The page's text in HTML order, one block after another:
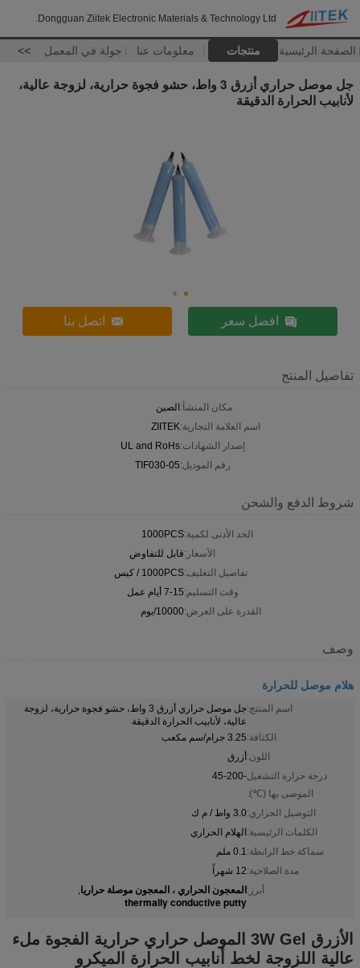
Dongguan Ziitek Electronic Materials & Technology Ltd.
الصفحة الرئيسية منتجات معلومات عنا جولة في المعمل >>
جل موصل حراري أزرق 3 واط، حشو فجوة حرارية، لزوجة عالية،
لأنابيب الحرارة الدقيقة
افضل سعر اتصل بنا
تفاصيل المنتج
مكان المنشأ:الصين
اسم العلامة التجارية:ZIITEK
إصدار الشهادات:UL and RoHs
رقم الموديل:TIF030-05
شروط الدفع والشحن
الحد الأدنى لكمية:1000PCS
الأسعار:قابل للتفاوض
تفاصيل التغليف:1000PCS / كيس
وقت التسليم:7-15 أيام عمل
القدرة على العرض:10000/يوم
وصف
هلام موصل للحرارة
اسم المنتج:
جل موصل حراري أزرق 3 واط، حشو فجوة حرارية، لزوجة
عالية، لأنابيب الحرارة الدقيقة
الكثافة:3.25 جرام/سم مكعب
اللون:أزرق
درجة حرارة التشغيل
الموصى بها (℃):
-45-200
التوصيل الحراري:3.0 واط / م ك
الكلمات الرئيسية:الهلام الحراري
سماكة خط الرابطة:0.1 ملم
مدة الصلاحية:12 شهراً
أبرز:المعجون الحراري ، المعجون موصلة حراريا,
thermally conductive putty
الأزرق 3W Gel الموصل حراري حرارية الفجوة ملء
عالية اللزوجة لخط أنابيب الحرارة الميكرو